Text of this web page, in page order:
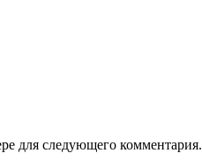
для следующего комментария.